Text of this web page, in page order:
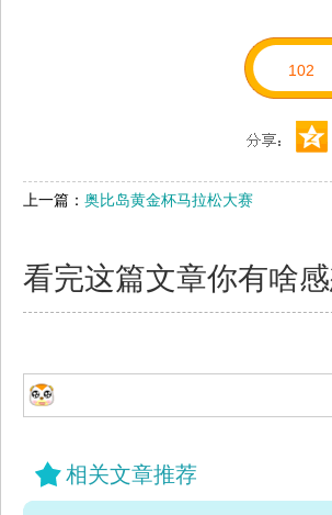
102
上一篇： 奥比岛黄金杯马拉松大赛
看完这篇文章你有啥
相关文章推荐